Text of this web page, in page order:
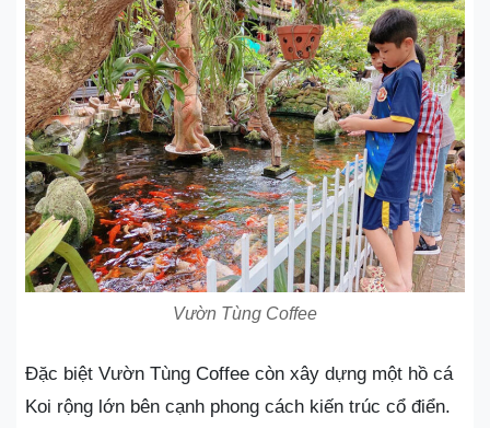
Vườn Tùng Coffee
Đặc biệt Vườn Tùng Coffee còn xây dựng một hồ cá
Koi rộng lớn bên cạnh phong cách kiến trúc cổ điển.